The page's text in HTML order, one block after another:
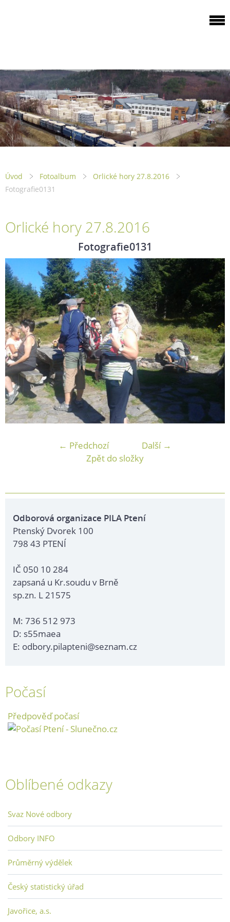
Úvod Fotoalbum
Orlické hory 27.8.2016
Fotografie0131
Orlické hory 27.8.2016
Fotografie0131
← Předchozí
Další →
Zpět do složky
Odborová organizace PILA Ptení
Ptenský Dvorek 100
798 43 PTENÍ
IČ 050 10 284
zapsaná u Kr.soudu v Brně
sp.zn. L 21575
M: 736 512 973
D: s55maea
E: odbory.pilapteni@seznam.cz
Počasí
Předpověď počasí
Oblíbené odkazy
Svaz Nové odbory
Odbory INFO
Průměrný výdělek
Český statistický úřad
Javořice, a.s.